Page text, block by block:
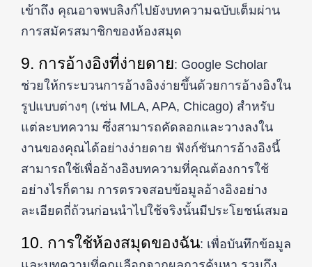
เข้าถึง คุณอาจพบลิงก์ไปยังบทความฉบับเต็มผ่าน
การสมัครสมาชิกของห้องสมุด
9. การอ้างอิงที่ง่ายดาย: Google Scholar
ช่วยให้กระบวนการอ้างอิงง่ายขึ้นด้วยการอ้างอิงใน
รูปแบบต่างๆ (เช่น MLA, APA, Chicago) สำหรับ
แต่ละบทความ ซึ่งสามารถคัดลอกและวางลงใน
งานของคุณได้อย่างง่ายดาย ฟังก์ชันการอ้างอิงนี้
สามารถใช้เพื่ออ้างอิงบทความที่คุณต้องการใช้
อย่างไรก็ตาม การตรวจสอบข้อมูลอ้างอิงอย่าง
ละเอียดถี่ถ้วนก่อนนำไปใช้จริงนั้นมีประโยชน์เสมอ
10. การใช้ห้องสมุดของฉัน: เพื่อบันทึกข้อมูล